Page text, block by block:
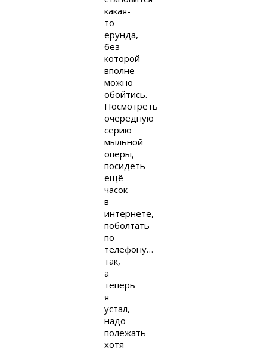
какая-
то
ерунда,
без
которой
вполне
можно
обойтись.
Посмотреть
очередную
серию
мыльной
оперы,
посидеть
ещё
часок
в
интернете,
поболтать
по
телефону…
так,
а
теперь
я
устал,
надо
полежать
хотя